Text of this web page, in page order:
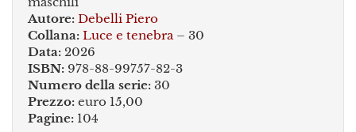
Autore: Debelli Piero
Collana: Luce e tenebra – 30
Data: 2026
ISBN: 978-88-99757-82-3
Numero della serie: 30
Prezzo: euro 15,00
Pagine: 104